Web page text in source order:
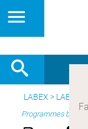
LABEX > LABEX
Programmes blanc